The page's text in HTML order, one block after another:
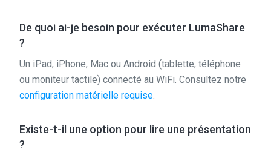
De quoi ai-je besoin pour exécuter LumaShare
?
Un iPad, iPhone, Mac ou Android (tablette, téléphone
ou moniteur tactile) connecté au WiFi. Consultez notre
configuration matérielle requise.
Existe-t-il une option pour lire une présentation
?